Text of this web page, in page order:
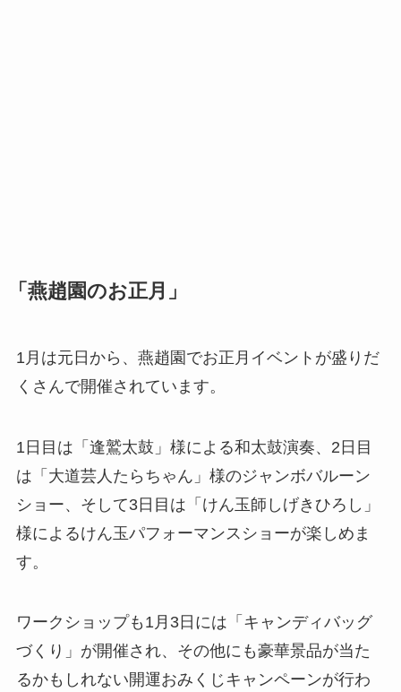
「燕趙園のお正月」
1月は元日から、燕趙園でお正月イベントが盛りだ
くさんで開催されています。
1日目は「逢鷲太鼓」様による和太鼓演奏、2日目
は「大道芸人たらちゃん」様のジャンボバルーン
ショー、そして3日目は「けん玉師しげきひろし」
様によるけん玉パフォーマンスショーが楽しめま
す。
ワークショップも1月3日には「キャンディバッグ
づくり」が開催され、その他にも豪華景品が当た
るかもしれない開運おみくじキャンペーンが行わ